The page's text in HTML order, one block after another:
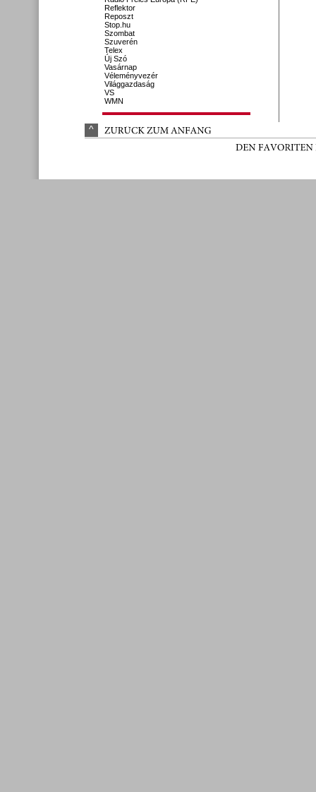
Reflektor
Reposzt
Stop.hu
Szombat
Szuverén
Telex
Új Szó
Vasárnap
Véleményvezér
Világgazdaság
VS
WMN
^ ZURÜCK ZUM ANFANG
DEN FAVORITEN